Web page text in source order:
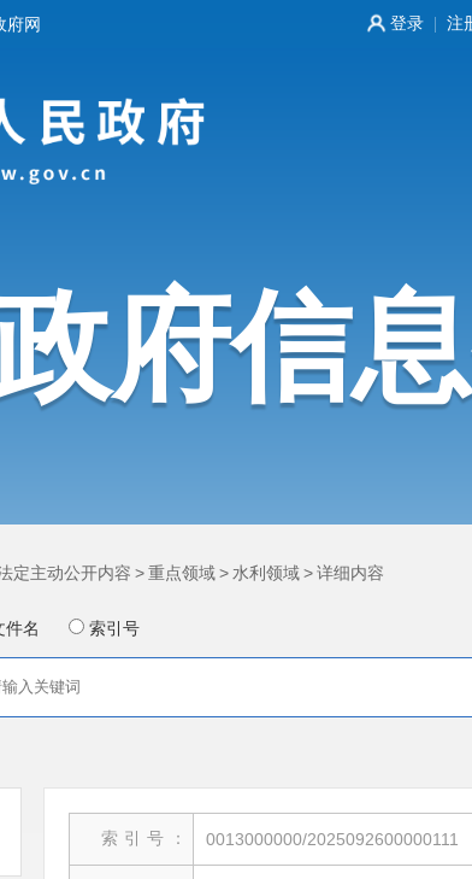
府网 登录 注
府信
定主动公开内容 >重点领域> 水利领域>详细内容
件名 索引号
索引号： 0013000000/2025092600000111